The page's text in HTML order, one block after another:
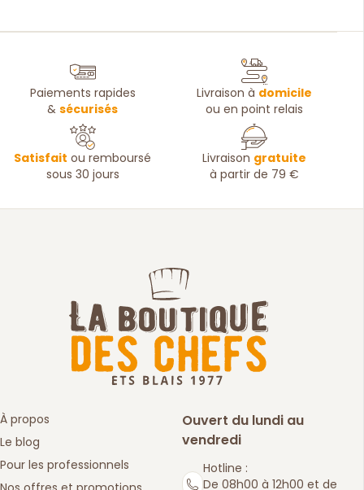
Paiements rapides
&sécurisés
Livraison à domicile
ou en point relais
Satisfait ou remboursé
sous 30 jours
Livraison gratuite
à partir de 79 €
À propos
Le blog
Pour les professionnels
Ouvert du lundi au
vendredi
Hotline :
De 08h00 à 12h00 et de